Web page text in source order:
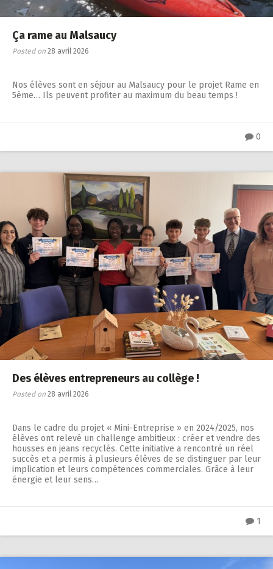
Ça rame au Malsaucy
Posted on 28 avril 2026
Nos élèves sont en séjour au Malsaucy pour le projet Rame en
5ème… Ils peuvent profiter au maximum du beau temps !
0
Des élèves entrepreneurs au collège !
Posted on 28 avril 2026
Dans le cadre du projet « Mini-Entreprise » en 2024/2025, nos
élèves ont relevé un challenge ambitieux : créer et vendre des
housses en jeans recyclés. Cette initiative a rencontré un réel
succès et a permis à plusieurs élèves de se distinguer par leur
implication et leurs compétences commerciales. Grâce à leur
énergie et leur sens…
1